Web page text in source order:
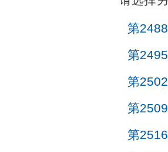
第
第
第
第
第